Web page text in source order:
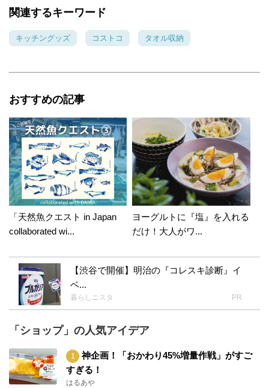
関連するキーワード
キッチングッズ コストコ タオル収納
おすすめの記事
「天然魚クエスト in Japan
collaborated wi...
ヨーグルトに『塩』を入れる
だけ！大人がワ...
【渋谷で開催】明治の『コレスキ診断』イ
ベ...
暮らしニスタ PR
「ショップ」の人気アイデア
神企画！「おかわり45%増量作戦」がすご
すぎる！
はるあや